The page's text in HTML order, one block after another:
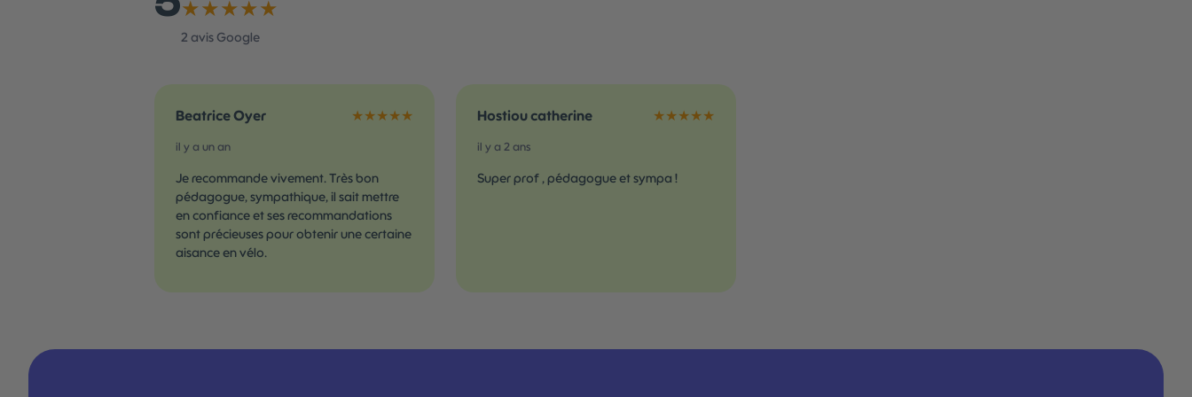
★★★★★
2 avis Google
Beatrice Oyer ★★★★★
il y a un an
Je recommande vivement. Très bon
pédagogue, sympathique, il sait mettre
en confiance et ses recommandations
sont précieuses pour obtenir une certaine
aisance en vélo.
Hostiou catherine ★★★★★
il y a 2 ans
Super prof , pédagogue et sympa !